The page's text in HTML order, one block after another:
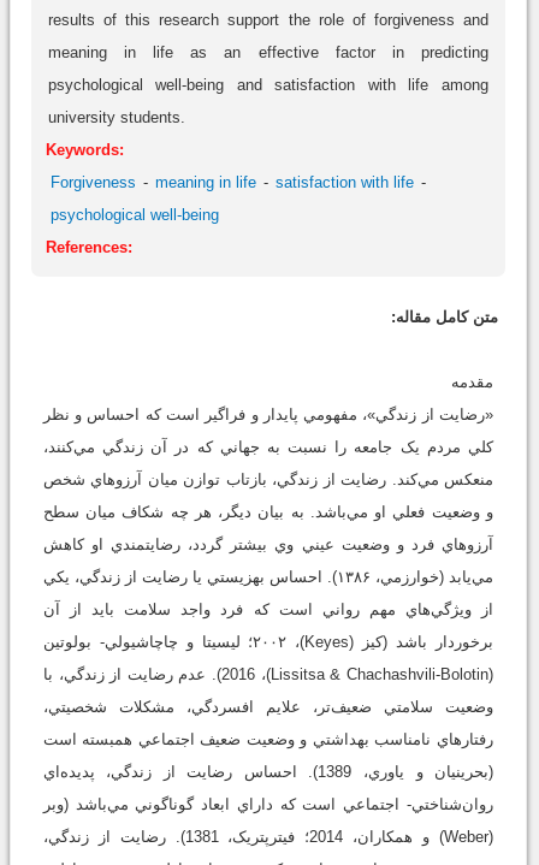
results of this research support the role of forgiveness and
meaning in life as an effective factor in predicting
psychological well-being and satisfaction with life among
university students.
Keywords:
Forgiveness
meaning in life
satisfaction with life
psychological well-being
References:
متن کامل مقاله:
مقدمه
«رضايت از زندگي»، مفهومي ‌پايدار و فراگير است که احساس و نظر
کلي مردم يک جامعه را نسبت به جهاني که در آن زندگي مي‌کنند،
منعکس مي‌کند. رضايت از زندگي، بازتاب توازن ميان آرزوهاي شخص
و وضعيت فعلي او مي‌باشد. به بيان ديگر، هر چه شکاف ميان سطح
آرزوهاي فرد و وضعيت عيني وي بيشتر گردد، رضايتمندي او کاهش
مي‌يابد (خوارزمي، ۱۳۸۶). احساس بهزيستي يا رضايت از زندگي، يکي
از ويژگي‌هاي مهم رواني است که فرد واجد سلامت بايد از آن
برخوردار باشد (کيز (Keyes)، ۲۰۰۲؛ ليسيتا و چاچاشيولي- بولوتين
(Lissitsa & Chachashvili-Bolotin)، 2016). عدم رضايت از زندگي، با
وضعيت سلامتي ضعيف‌تر، علايم افسردگي، مشکلات شخصيتي،
رفتارهاي نامناسب بهداشتي و وضعيت ضعيف اجتماعي همبسته است
(بحرينيان و ياوري، 1389). احساس رضايت از زندگي، پديده‌اي
روان‌شناختي- اجتماعي است که داراي ابعاد گوناگوني مي‌باشد (وبر
(Weber) و همكاران، 2014؛ فيترپتريک، 1381). رضايت از زندگي،